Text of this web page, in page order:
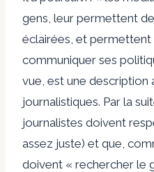
gens, leur permettent
éclairées, et
communiquer ses
vue, est une
journalistiques. Par la
journalistes doivent
assez juste) et que,
doivent « rechercher le